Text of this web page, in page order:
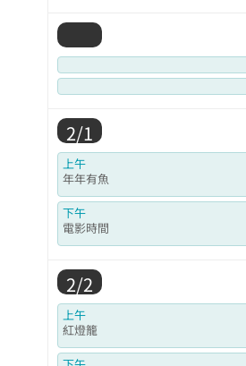
2/1
上午
年年有魚
下午
電影時間
2/2
上午
紅燈籠